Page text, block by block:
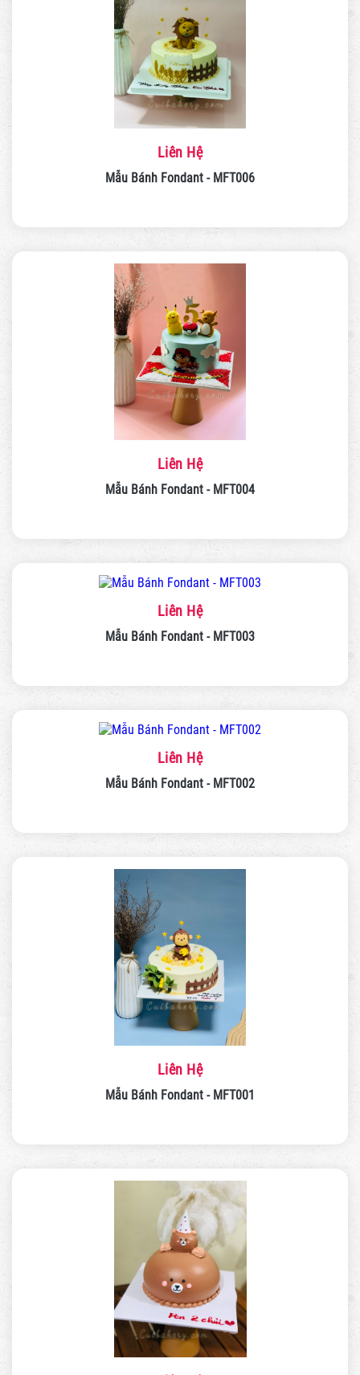
Liên Hệ
Mẫu Bánh Fondant - MFT006
Liên Hệ
Mẫu Bánh Fondant - MFT004
Liên Hệ
Mẫu Bánh Fondant - MFT003
Liên Hệ
Mẫu Bánh Fondant - MFT002
Liên Hệ
Mẫu Bánh Fondant - MFT001